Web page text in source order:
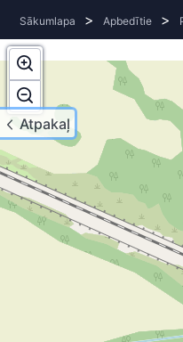
Atpakaļ
Sākumlapa > Apbedītie >